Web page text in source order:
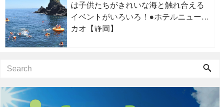
は子供たちがきれいな海と触れ合える
イベントがいろいろ！●ホテルニューア
カオ【静岡】